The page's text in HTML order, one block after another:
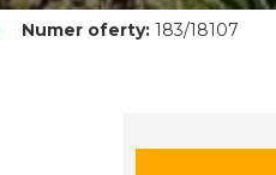
Numer oferty: 183/18107